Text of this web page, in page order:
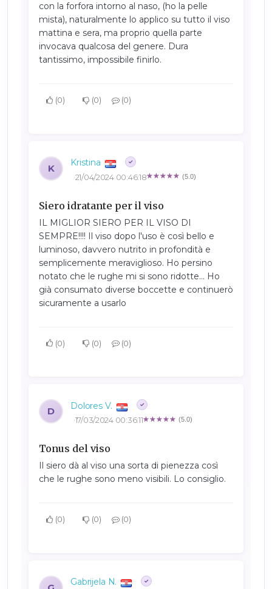
con la forfora intorno al naso, (ho la pelle
mista), naturalmente lo applico su tutto il viso
mattina e sera, ma proprio quella parte
invocava qualcosa del genere. Dura
tantissimo, impossibile finirlo.
0 0 0
K Kristina
(5.0)
21/04/2024 00:46:18
Siero idratante per il viso
IL MIGLIOR SIERO PER IL VISO DI
SEMPRE!!!! Il viso dopo l'uso è così bello e
luminoso, davvero nutrito in profondità e
semplicemente meraviglioso. Ho persino
notato che le rughe mi si sono ridotte... Ho
già consumato diverse boccette e continuerò
sicuramente a usarlo
0 0 0
D Dolores V.
(5.0)
17/03/2024 00:36:11
Tonus del viso
Il siero dà al viso una sorta di pienezza così
che le rughe sono meno visibili. Lo consiglio.
0 0 0
Gabrijela N.